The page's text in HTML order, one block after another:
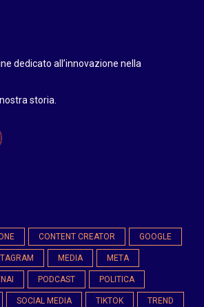
dedicato all’innovazione nella
storia.
CONTENT CREATOR GOOGLE
MEDIA META
PODCAST POLITICA
SOCIAL MEDIA TIKTOK TREND